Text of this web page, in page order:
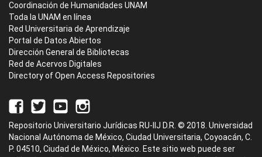
Coordinación de Humanidades UNAM
Toda la UNAM en línea
Red Universitaria de Aprendizaje
Portal de Datos Abiertos
Dirección General de Bibliotecas
Red de Acervos Digitales
Directory of Open Access Repositories
Repositorio Universitario Jurídicas RU-IIJ D.R. © 2018. Universidad
Nacional Autónoma de México, Ciudad Universitaria, Coyoacán, C.
P. 04510, Ciudad de México, México. Este sitio web puede ser